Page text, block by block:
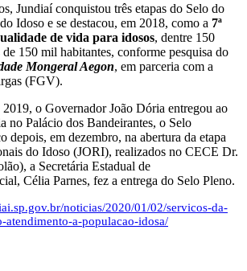
Jundiaí conquistou três etapas do Selo do
Idoso e se destacou, em 2018, como a 7ª
de vida para idosos, dentre 150
150 mil habitantes, conforme pesquisa do
Mongeral Aegon, em parceria com a
(FGV).
o Governador João Dória entregou ao
no Palácio dos Bandeirantes, o Selo
depois, em dezembro, na abertura da etapa
do Idoso (JORI), realizados no CECE Dr.
a Secretária Estadual de
Célia Parnes, fez a entrega do Selo Pleno.
noticias/2020/01/02/servicos-da-
atendimento-a-populacao-idosa/